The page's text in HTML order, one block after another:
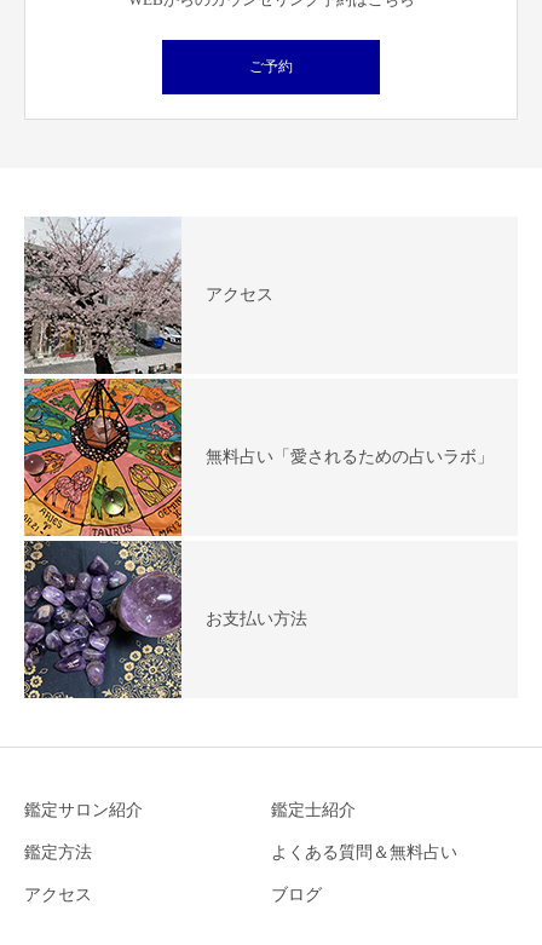
ご予約
アクセス
無料占い「愛されるための占いラボ」
お支払い方法
鑑定サロン紹介 鑑定士紹介
鑑定方法 よくある質問＆無料占い
アクセス ブログ